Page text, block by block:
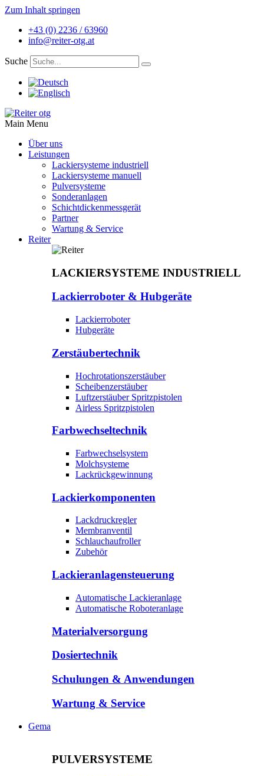
Zum Inhalt springen
+43 (0) 2236 / 63960
info@reiter-otg.at
Suche
Main Menu
Über uns
Leistungen
Lackiersysteme industriell
Lackiersysteme manuell
Pulversysteme
Sonderanlagen
Schichtdickenmessgerät
Partner
Wartung & Service
Reiter
LACKIERSYSTEME INDUSTRIELL
Lackierroboter & Hubgeräte
Lackierroboter
Hubgeräte
Zerstäubertechnik
Hochrotationszerstäuber
Scheibenzerstäuber
Luftzerstäuber Spritzpistolen
Airless Spritzpistolen
Farbwechseltechnik
Farbwechselsystem
Molchsysteme
Lackrückgewinnung
Lackierkomponenten
Lackdruckregler
Membranventil
Schlauchaufroller
Zubehör
Lackieranlagensteuerung
Automatische Lackieranlage
Automatische Roboteranlage
Materialversorgung
Dosiertechnik
Schulungen & Anwendungen
Wartung & Service
Gema
PULVERSYSTEME